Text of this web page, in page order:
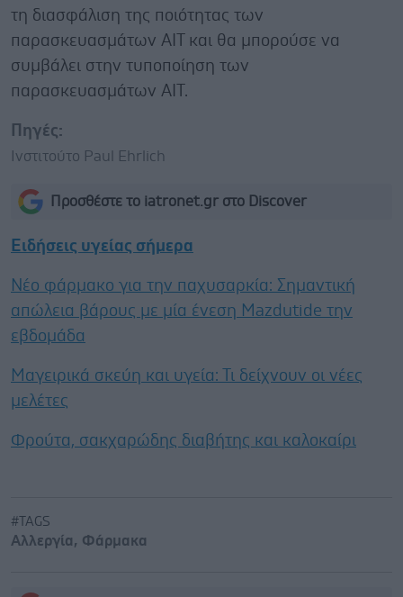
τη διασφάλιση της ποιότητας των
παρασκευασμάτων AIT και θα μπορούσε να
συμβάλει στην τυποποίηση των
παρασκευασμάτων AIT.
Πηγές:
Ινστιτούτο Paul Ehrlich
Προσθέστε το iatronet.gr στο Discover
Ειδήσεις υγείας σήμερα
Νέο φάρμακο για την παχυσαρκία: Σημαντική
απώλεια βάρους με μία ένεση Mazdutide την
εβδομάδα
Μαγειρικά σκεύη και υγεία: Τι δείχνουν οι νέες
μελέτες
Φρούτα, σακχαρώδης διαβήτης και καλοκαίρι
#TAGS
Αλλεργία, Φάρμακα